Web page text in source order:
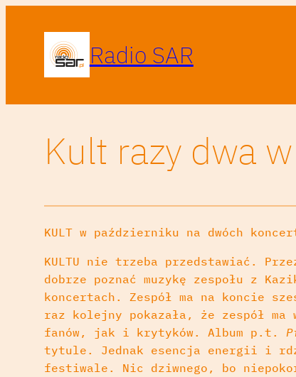
Radio SAR
Kult razy dwa
KULT w październiku na dwóch
KULTU nie trzeba przedstawiać.
dobrze poznać muzykę zespołu z
koncertach. Zespół ma na koncie
raz kolejny pokazała, że zespół
fanów, jak i krytyków. Album p.t.
tytule. Jednak esencja energii i
festiwale. Nic dziwnego, bo